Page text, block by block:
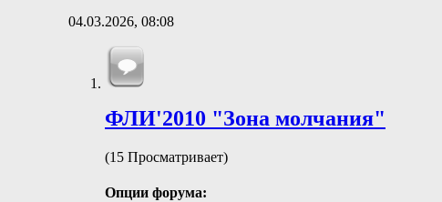
04.03.2026, 08:08
ФЛИ'2010 "Зона молчания"
(15 Просматривает)
Опции форума: